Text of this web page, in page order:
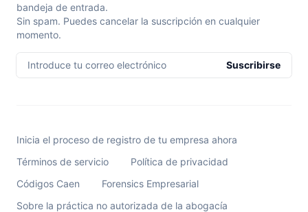
bandeja de entrada.
Sin spam. Puedes cancelar la suscripción en cualquier
momento.
Introduce tu correo electrónico Suscribirse
Inicia el proceso de registro de tu empresa ahora
Términos de servicio
Política de privacidad
Códigos Caen
Forensics Empresarial
Sobre la práctica no autorizada de la abogacía